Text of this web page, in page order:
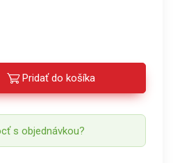
Pridať do košíka
s objednávkou?